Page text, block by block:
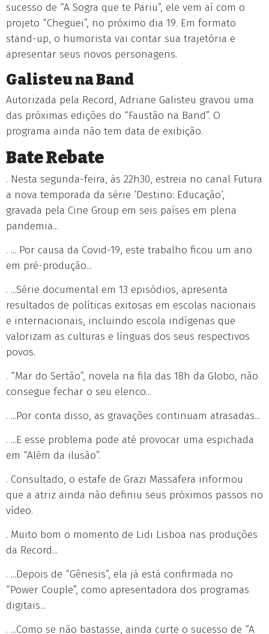
sucesso de “A Sogra que te Pariu”, ele vem aí com o
projeto “Cheguei”, no próximo dia 19. Em formato
stand-up, o humorista vai contar sua trajetória e
apresentar seus novos personagens.
Galisteu na Band
Autorizada pela Record, Adriane Galisteu gravou uma
das próximas edições do “Faustão na Band”. O
programa ainda não tem data de exibição.
Bate Rebate
. Nesta segunda-feira, às 22h30, estreia no canal Futura
a nova temporada da série ‘Destino: Educação‘,
gravada pela Cine Group em seis países em plena
pandemia...
. ... Por causa da Covid-19, este trabalho ficou um ano
em pré-produção...
. ...Série documental em 13 episódios, apresenta
resultados de políticas exitosas em escolas nacionais
e internacionais, incluindo escola indígenas que
valorizam as culturas e línguas dos seus respectivos
povos.
. “Mar do Sertão”, novela na fila das 18h da Globo, não
consegue fechar o seu elenco...
. ...Por conta disso, as gravações continuam atrasadas...
. ...E esse problema pode até provocar uma espichada
em “Além da ilusão”.
. Consultado, o estafe de Grazi Massafera informou
que a atriz ainda não definiu seus próximos passos no
vídeo.
. Muito bom o momento de Lidi Lisboa nas produções
da Record...
. ...Depois de “Gênesis”, ela já está confirmada no
“Power Couple”, como apresentadora dos programas
digitais...
. ...Como se não bastasse, ainda curte o sucesso de “A